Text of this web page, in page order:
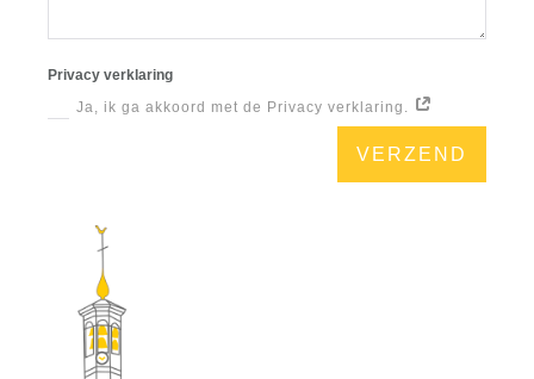
Privacy verklaring
Ja, ik ga akkoord met de Privacy verklaring.
VERZEND